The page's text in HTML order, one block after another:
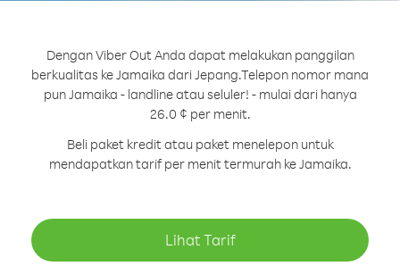
Dengan Viber Out Anda dapat melakukan panggilan
berkualitas ke Jamaika dari Jepang.Telepon nomor mana
pun Jamaika - landline atau seluler! - mulai dari hanya
26.0 ¢ per menit.
Beli paket kredit atau paket menelepon untuk
mendapatkan tarif per menit termurah ke Jamaika.
Lihat Tarif